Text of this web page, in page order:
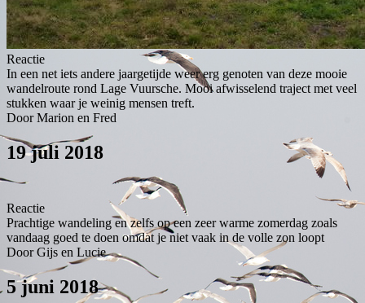
Reactie
In een net iets andere jaargetijde weer erg genoten van deze mooie
wandelroute rond Lage Vuursche. Mooi afwisselend traject met veel
stukken waar je weinig mensen treft.
Door Marion en Fred
19 juli 2018
Reactie
Prachtige wandeling en zelfs op een zeer warme zomerdag zoals
vandaag goed te doen omdat je niet vaak in de volle zon loopt
Door Gijs en Lucie
5 juni 2018